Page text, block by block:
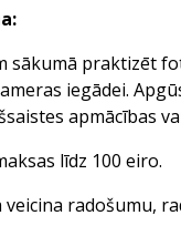
sākumā praktizēt
iegādei.
apmācības
līdz 100 eiro.
radošumu,